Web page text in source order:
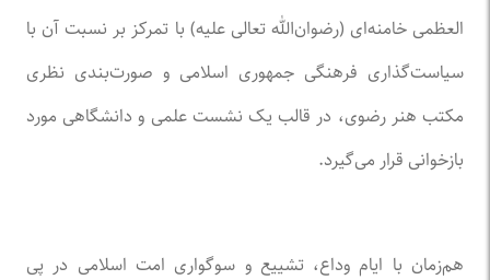
العظمی خامنه‌ای (رضوان‌الله تعالی علیه) با تمرکز بر نسبت آن با
سیاست‌گذاری فرهنگی جمهوری اسلامی و صورت‌بندی نظری
مکتب هنر رضوی، در قالب یک نشست علمی و دانشگاهی مورد
بازخوانی قرار می‌گیرد.
هم‌زمان با ایام وداع، تشییع و سوگواری امت اسلامی در پی